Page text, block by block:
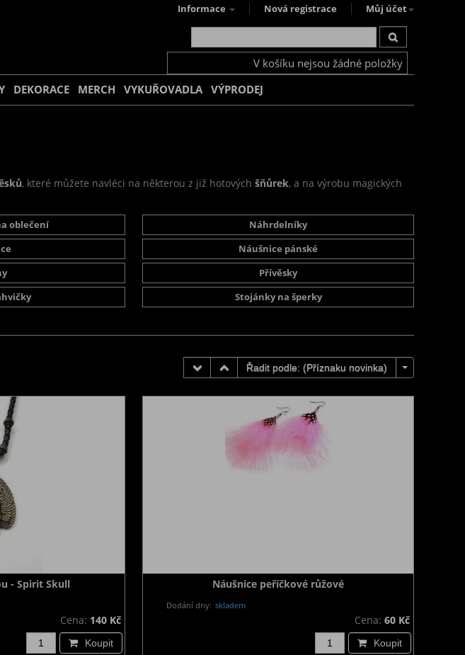
Informace Nová registrace Můj účet
V košíku nejsou žádné položky
DEKORACE MERCH VYKUŘOVADLA VÝPRODEJ
, které můžete navléci na některou z již hotových šňůrek, a na výrobu magických
oblečení
Náhrdelníky
Náušnice pánské
Přívěsky
Stojánky na šperky
Řadit podle: (Příznaku novinka)
- Spirit Skull
Cena: 140 Kč
Koupit
Náušnice peříčkové růžové
Dodání dny: skladem
Cena: 60 Kč
Koupit